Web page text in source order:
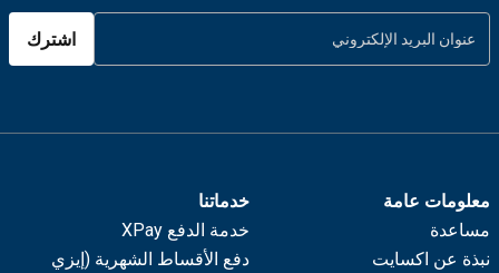
اشترك
معلومات عامة
مساعدة
نبذة عن اكسايت
خدماتنا
خدمة الدفع XPay
دفع الأقساط الشهرية (إيزي